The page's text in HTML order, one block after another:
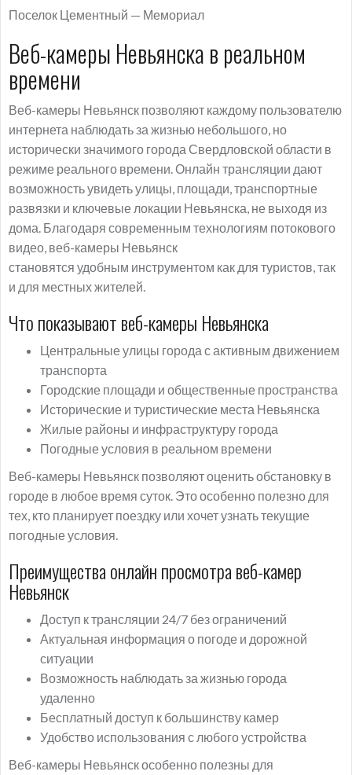
Поселок Цементный — Мемориал
Веб-камеры Невьянска в реальном
времени
Веб-камеры Невьянск позволяют каждому пользователю
интернета наблюдать за жизнью небольшого, но
исторически значимого города Свердловской области в
режиме реального времени. Онлайн трансляции дают
возможность увидеть улицы, площади, транспортные
развязки и ключевые локации Невьянска, не выходя из
дома. Благодаря современным технологиям потокового
видео, веб-камеры Невьянск
становятся удобным инструментом как для туристов, так
и для местных жителей.
Что показывают веб-камеры Невьянска
Центральные улицы города с активным движением
транспорта
Городские площади и общественные пространства
Исторические и туристические места Невьянска
Жилые районы и инфраструктуру города
Погодные условия в реальном времени
Веб-камеры Невьянск позволяют оценить обстановку в
городе в любое время суток. Это особенно полезно для
тех, кто планирует поездку или хочет узнать текущие
погодные условия.
Преимущества онлайн просмотра веб-камер
Невьянск
Доступ к трансляции 24/7 без ограничений
Актуальная информация о погоде и дорожной
ситуации
Возможность наблюдать за жизнью города
удаленно
Бесплатный доступ к большинству камер
Удобство использования с любого устройства
Веб-камеры Невьянск особенно полезны для